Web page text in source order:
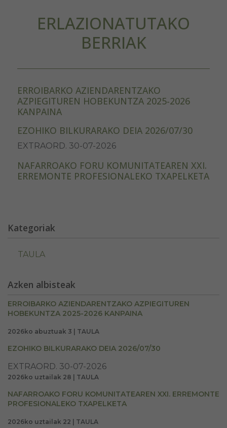
ERLAZIONATUTAKO
BERRIAK
ERROIBARKO AZIENDARENTZAKO
AZPIEGITUREN HOBEKUNTZA 2025-2026
KANPAINA
EZOHIKO BILKURARAKO DEIA 2026/07/30
EXTRAORD. 30-07-2026
NAFARROAKO FORU KOMUNITATEAREN XXI.
ERREMONTE PROFESIONALEKO TXAPELKETA
Kategoriak
TAULA
Azken albisteak
ERROIBARKO AZIENDARENTZAKO AZPIEGITUREN
HOBEKUNTZA 2025-2026 KANPAINA
2026ko abuztuak 3 | TAULA
EZOHIKO BILKURARAKO DEIA 2026/07/30
EXTRAORD. 30-07-2026
2026ko uztailak 28 | TAULA
NAFARROAKO FORU KOMUNITATEAREN XXI. ERREMONTE
PROFESIONALEKO TXAPELKETA
2026ko uztailak 22 | TAULA